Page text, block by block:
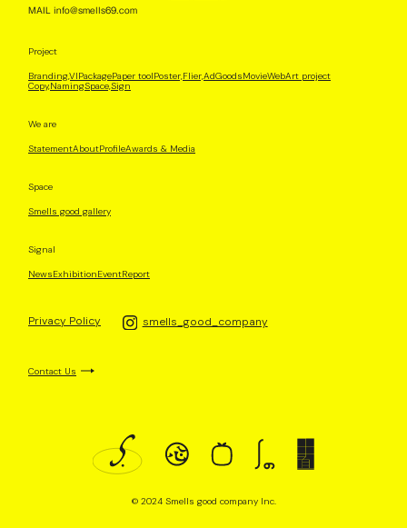
MAIL info@smells69.com
Project
Branding,VIPackagePaper toolPoster,Flier,AdGoodsMovieWebArt project
Copy,NamingSpace,Sign
We are
StatementAboutProfileAwards & Media
Space
Smells good gallery
Signal
NewsExhibitionEventReport
Privacy Policy smells_good_company
Contact Us
© 2024 Smells good company Inc.